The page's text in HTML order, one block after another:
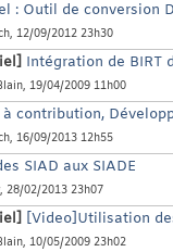
: Outil de conversion
, 12/09/2012 23h30
Intégration de BIRT
, 19/04/2009 11h00
contribution,
, 16/09/2013 12h55
SIAD aux SIADE
, 28/02/2013 23h07
[Video]Utilisation
, 10/05/2009 23h02